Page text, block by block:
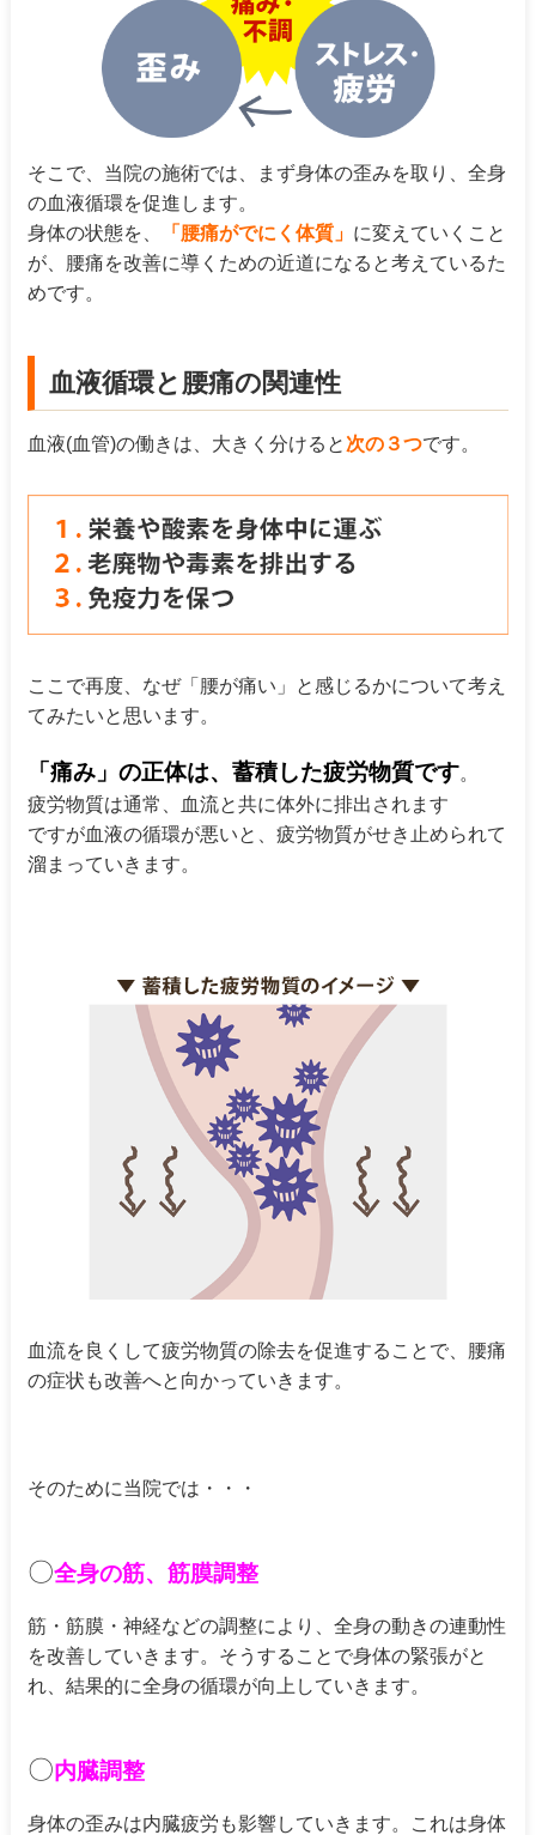
そこで、当院の施術では、まず身体の歪みを取り、全身
の血液循環を促進します。
身体の状態を、
「腰痛がでにく体質」 に変えていくこと
が、腰痛を改善に導くための近道になると考えているた
めです。
血液循環と腰痛の関連性
血液(血管)の働きは、大きく分けると 次の３つです。
ここで再度、なぜ「腰が痛い」と感じるかについて考え
てみたいと思います。
「痛み」の正体は、蓄積した疲労物質です。
疲労物質は通常、血流と共に体外に排出されます
ですが血液の循環が悪いと、疲労物質がせき止められて
溜まっていきます。
血流を良くして疲労物質の除去を促進することで、腰痛
の症状も改善へと向かっていきます。
そのために当院では・・・
〇全身の筋、筋膜調整
筋・筋膜・神経などの調整により、全身の動きの連動性
を改善していきます。そうすることで身体の緊張がと
れ、結果的に全身の循環が向上していきます。
〇内臓調整
身体の歪みは内臓疲労も影響していきます。これは身体